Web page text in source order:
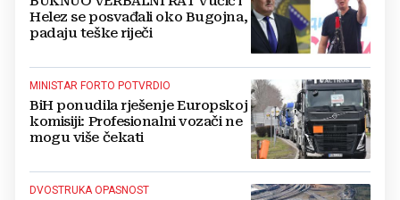
Helez se posvađali oko Bugojna,
padaju teške riječi
MINISTAR FORTO POTVRDIO
BiH ponudila rješenje Europskoj
komisiji: Profesionalni vozači ne
mogu više čekati
DVOSTRUKA OPASNOST